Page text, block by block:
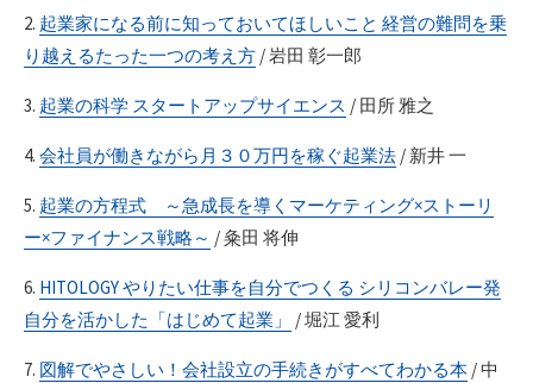
2. 起業家になる前に知っておいてほしいこと 経営の難問を乗
り越えるたった一つの考え方 / 岩田 彰一郎
3. 起業の科学 スタートアップサイエンス / 田所 雅之
4. 会社員が働きながら月３０万円を稼ぐ起業法 / 新井 一
5. 起業の方程式 ～急成長を導くマーケティング×ストーリ
ー×ファイナンス戦略～ / 粂田 将伸
6. HITOLOGY やりたい仕事を自分でつくる シリコンバレー発
自分を活かした「はじめて起業」
/ 堀江 愛利
7. 図解でやさしい！会社設立の手続きがすべてわかる本 / 中